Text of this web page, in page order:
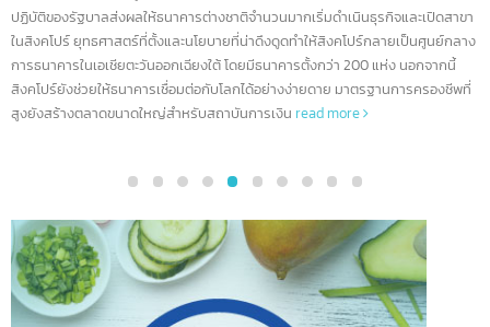
ก.ค.
ธนาคาร
สิงคโปร์เป็นศูนย์กลางทางการเงินระหว่างประเทศ จากนโยบายและแนว
ปฏิบัติของรัฐบาลส่งผลให้ธนาคารต่างชาติจำนวนมากเริ่มดำเนินธุรกิจและเปิดสา
ในสิงคโปร์ ยุทธศาสตร์ที่ตั้งและนโยบายที่น่าดึงดูดทำให้สิงคโปร์กลายเป็นศูนย์กล
การธนาคารในเอเชียตะวันออกเฉียงใต้ โดยมีธนาคารตั้งกว่า 200 แห่ง นอกจากนี้
สูงยังสร้างตลาดขนาดใหญ่สำหรับสถาบันการเงินread more